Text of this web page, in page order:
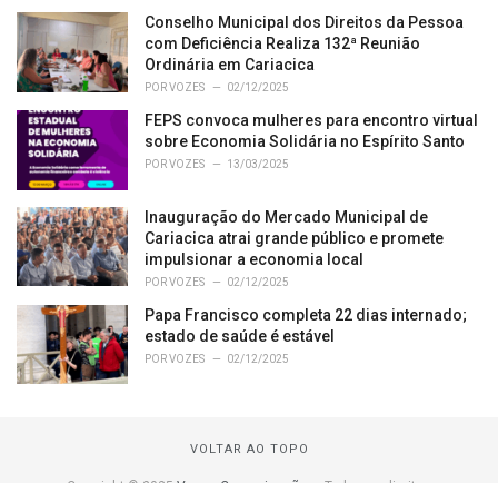
Conselho Municipal dos Direitos da Pessoa
com Deficiência Realiza 132ª Reunião
Ordinária em Cariacica
PORVOZES 02/12/2025
FEPS convoca mulheres para encontro virtual
sobre Economia Solidária no Espírito Santo
PORVOZES 13/03/2025
Inauguração do Mercado Municipal de
Cariacica atrai grande público e promete
impulsionar a economia local
PORVOZES 02/12/2025
Papa Francisco completa 22 dias internado;
estado de saúde é estável
PORVOZES 02/12/2025
VOLTAR AO TOPO